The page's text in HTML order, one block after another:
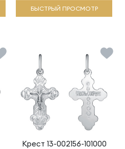
БЫСТРЫЙ ПРОСМОТР
Крест 13-002156-101000